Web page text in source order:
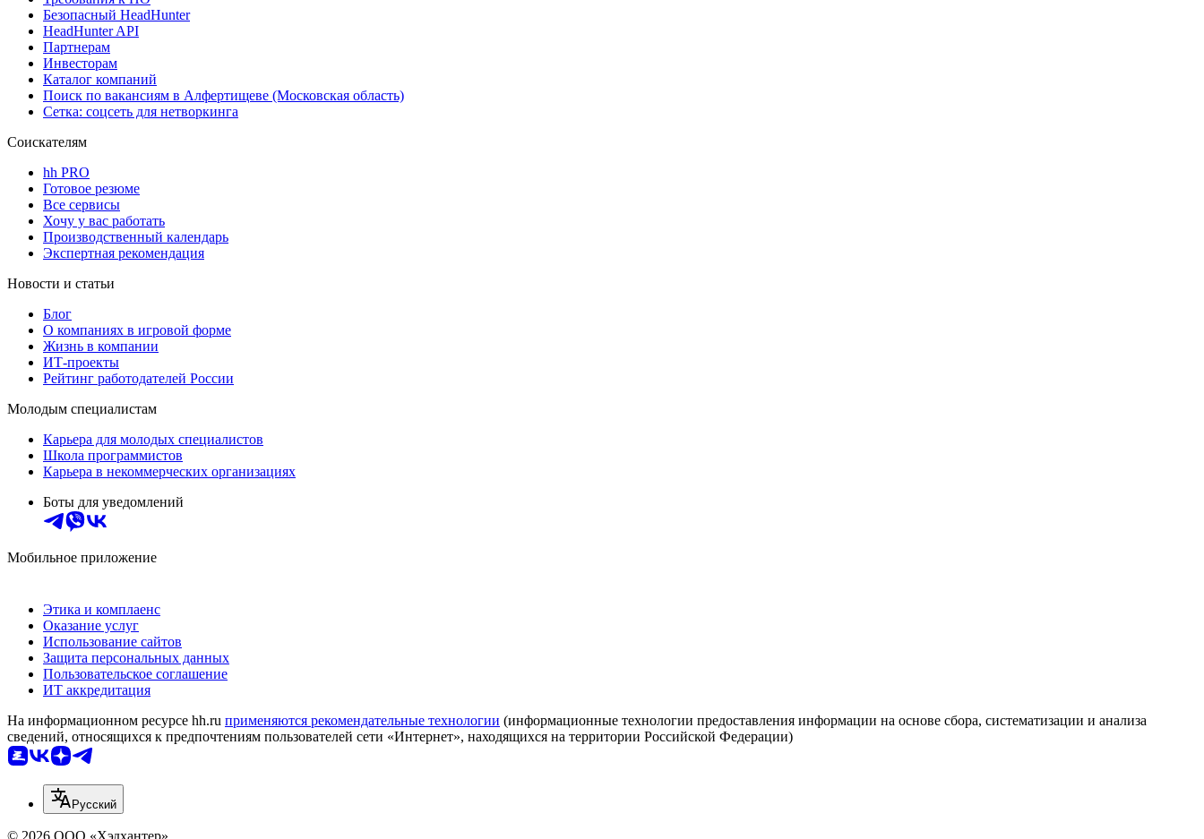
Безопасный HeadHunter
HeadHunter API
Партнерам
Инвесторам
Каталог компаний
Поиск по вакансиям в Алфертищеве (Московская область)
Сетка: соцсеть для нетворкинга
Соискателям
hh PRO
Готовое резюме
Все сервисы
Хочу у вас работать
Производственный календарь
Экспертная рекомендация
Новости и статьи
Блог
О компаниях в игровой форме
Жизнь в компании
ИТ-проекты
Рейтинг работодателей России
Молодым специалистам
Карьера для молодых специалистов
Школа программистов
Карьера в некоммерческих организациях
Боты для уведомлений
Мобильное приложение
Этика и комплаенс
Оказание услуг
Использование сайтов
Защита персональных данных
Пользовательское соглашение
ИТ аккредитация
На информационном ресурсе hh.ru применяются рекомендательные технологии (информационные технологии предоставления информации на основе сбора, систематизации и анализа
сведений, относящихся к предпочтениям пользователей сети «Интернет», находящихся на территории Российской Федерации)
Русский
© 2026 ООО «Хэдхантер»